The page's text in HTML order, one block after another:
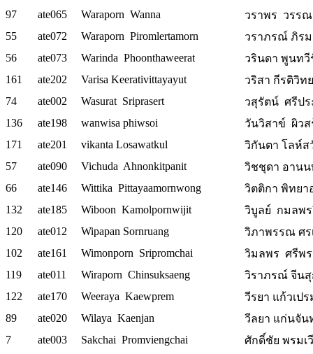
97
ate065 Waraporn Wanna
วราพร วรรณ
55
ate072 Waraporn Piromlertamorn
วราภรณ์ ภิรม
56
ate073 Warinda Phoonthaweerat
วรินดา พูนทวี
161
ate202 Varisa Keerativittayayut
วริสา กีรติวิท
74
ate002 Wasurat Sriprasert
วสุรัตน์ ศรีปร
136
ate198 wanwisa phiwsoi
วันวิสาข์ ผิวส
171
ate201 vikanta Losawatkul
วิกันตา โลห์ส
57
ate090 Vichuda Ahnonkitpanit
วิชชุดา อาน
66
ate146 Wittika Pittayaamornwong
วิตติกา พิทยา
132
ate185 Wiboon Kamolpornwijit
วิบูลย์ กมลพร
120
ate012 Wipapan Sornruang
วิภาพรรณ ศร
102
ate161 Wimonporn Sripromchai
วิมลพร ศรีพ
119
ate011 Wiraporn Chinsuksaeng
วิราภรณ์ จีน
122
ate170 Weeraya Kaewprem
วีรยา แก้วเป
89
ate020 Wilaya Kaenjan
วีลยา แก่นจัน
7
ate003 Sakchai Promviengchai ศักดิ์ชัย พรมเ